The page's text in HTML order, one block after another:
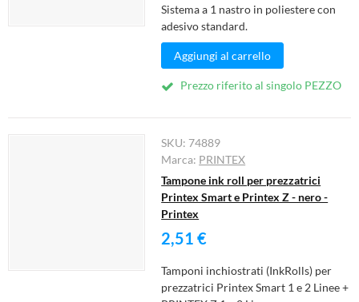
Sistema a 1 nastro in poliestere con
adesivo standard.
Aggiungi al carrello
Prezzo riferito al singolo PEZZO
SKU: 74889
Marca: PRINTEX
Tampone ink roll per prezzatrici
Printex Smart e Printex Z - nero -
Printex
2,51 €
Tamponi inchiostrati (InkRolls) per
prezzatrici Printex Smart 1 e 2 Linee +